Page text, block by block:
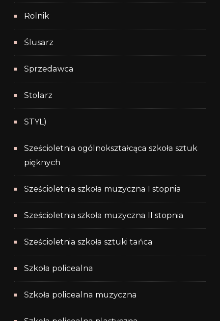
Rolnik
Ślusarz
Sprzedawca
Stolarz
STYL)
Sześcioletnia ogólnokształcąca szkoła sztuk
pięknych
Sześcioletnia szkoła muzyczna I stopnia
Sześcioletnia szkoła muzyczna II stopnia
Sześcioletnia szkoła sztuki tańca
Szkoła policealna
Szkoła policealna muzyczna